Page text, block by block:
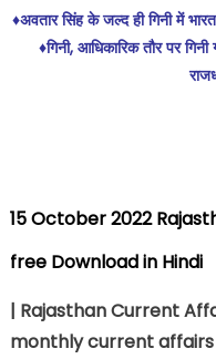
♦️अवतार सिंह के जल्द ही गिनी में
♦️गिनी, आधिकारिक तौर पर
15 October 2022
free Download in Hindi
| Rajasthan Current
monthly current affairs